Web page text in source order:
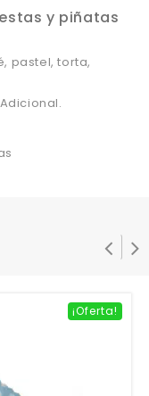
y piñatas
pastel, torta,
¡Oferta!